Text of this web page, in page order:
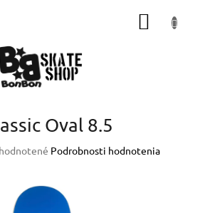
Oval 8.5
Podrobnosti hodnotenia